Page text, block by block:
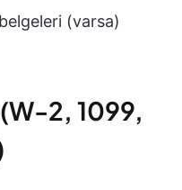
(varsa)
2, 1099,